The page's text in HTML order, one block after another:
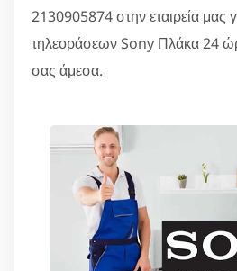
2130905874 στην εταιρεία μας
τηλεοράσεων Sony Πλάκα 24
σας άμεσα.